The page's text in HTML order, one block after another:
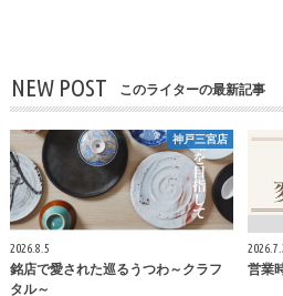
NEW POST このライターの最新記事
神戸三宮店
2026.8.5
銘店で愛された巡るうつわ～クラフ
タル～
営業